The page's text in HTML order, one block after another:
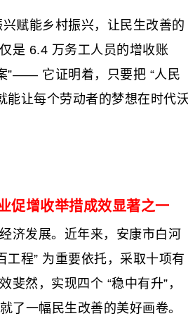
赋能乡村振兴，让民生改善的
是 6.4 万务工人员的增收账
”—— 它证明着，只要把 “人民
能让每个劳动者的梦想在时代
促增收举措成效显著之一
发展。近年来，安康市白河
程” 为重要依托，采取十项有
然，实现四个 “稳中有升”，
了一幅民生改善的美好画卷。